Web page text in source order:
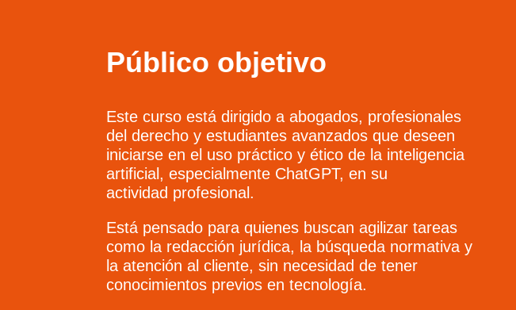
Público objetivo
Este curso está dirigido a abogados, profesionales
del derecho y estudiantes avanzados que deseen
iniciarse en el uso práctico y ético de la inteligencia
artificial, especialmente ChatGPT, en su
actividad profesional.
Está pensado para quienes buscan agilizar tareas
como la redacción jurídica, la búsqueda normativa y
la atención al cliente, sin necesidad de tener
conocimientos previos en tecnología.